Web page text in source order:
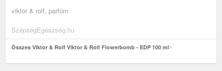
viktor & rolf, parfüm
SzépségEgészség.hu
Összes Viktor & Rolf Viktor & Rolf Flowerbomb - EDP 100 ml